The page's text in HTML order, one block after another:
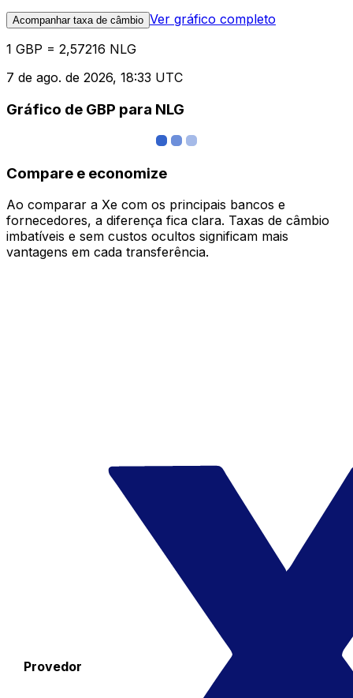
Acompanhar taxa de câmbio Ver gráfico completo
1 GBP = 2,57216 NLG
7 de ago. de 2026, 18:33 UTC
Gráfico de GBP para NLG
Compare e economize
Ao comparar a Xe com os principais bancos e
fornecedores, a diferença fica clara. Taxas de câmbio
imbatíveis e sem custos ocultos significam mais
vantagens em cada transferência.
Provedor